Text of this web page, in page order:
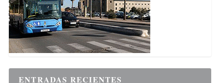
ENTRADAS RECIENTES